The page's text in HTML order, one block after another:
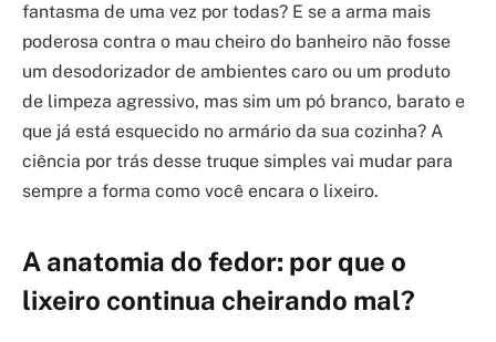
fantasma de uma vez por todas? E se a arma mais
poderosa contra o mau cheiro do banheiro não fosse
um desodorizador de ambientes caro ou um produto
de limpeza agressivo, mas sim um pó branco, barato e
que já está esquecido no armário da sua cozinha? A
ciência por trás desse truque simples vai mudar para
sempre a forma como você encara o lixeiro.
A anatomia do fedor: por que o
lixeiro continua cheirando mal?